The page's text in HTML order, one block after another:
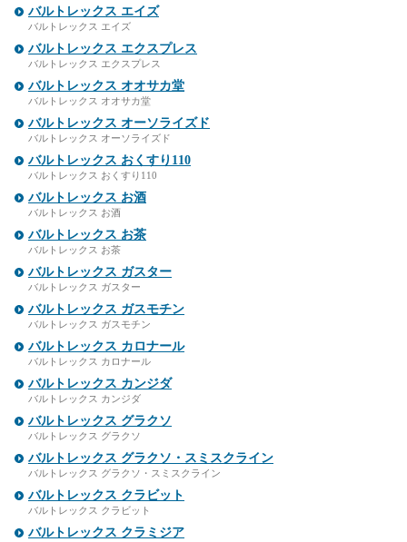
バルトレックス エイズ
バルトレックス エイズ
バルトレックス エクスプレス
バルトレックス エクスプレス
バルトレックス オオサカ堂
バルトレックス オオサカ堂
バルトレックス オーソライズド
バルトレックス オーソライズド
バルトレックス おくすり110
バルトレックス おくすり110
バルトレックス お酒
バルトレックス お酒
バルトレックス お茶
バルトレックス お茶
バルトレックス ガスター
バルトレックス ガスター
バルトレックス ガスモチン
バルトレックス ガスモチン
バルトレックス カロナール
バルトレックス カロナール
バルトレックス カンジダ
バルトレックス カンジダ
バルトレックス グラクソ
バルトレックス グラクソ
バルトレックス グラクソ・スミスクライン
バルトレックス グラクソ・スミスクライン
バルトレックス クラビット
バルトレックス クラビット
バルトレックス クラミジア